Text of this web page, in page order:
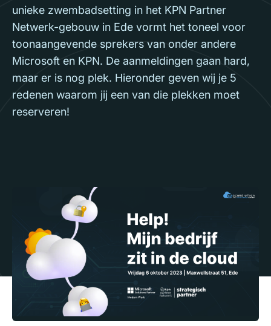
unieke zwembadsetting in het KPN Partner
Netwerk-gebouw in Ede vormt het toneel voor
toonaangevende sprekers van onder andere
Microsoft en KPN. De aanmeldingen gaan hard,
maar er is nog plek. Hieronder geven wij je 5
redenen waarom jij een van die plekken moet
reserveren!